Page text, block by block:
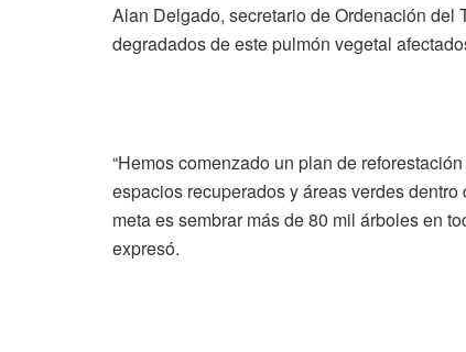
Alan Delgado, secretario de Ordenación del
degradados de este pulmón vegetal
“Hemos comenzado un plan de
espacios recuperados y áreas verdes
meta es sembrar más de 80 mil árboles en
expresó.